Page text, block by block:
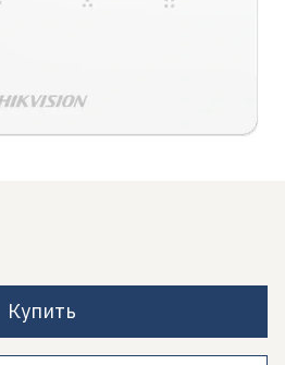
Купить